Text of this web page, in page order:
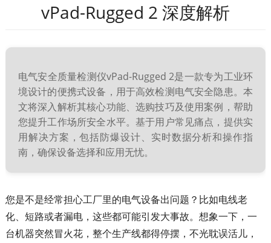
vPad-Rugged 2 深度解析
电气安全质量检测仪vPad-Rugged 2是一款专为工业环
境设计的便携式设备，用于高效检测电气安全隐患。本
文将深入解析其核心功能、选购技巧及使用案例，帮助
您提升工作场所安全水平。基于用户常见痛点，提供实
用解决方案，包括防爆设计、实时数据分析和操作指
南，确保设备选择和应用无忧。
您是不是经常担心工厂里的电气设备出问题？比如电线老
化、短路或者漏电，这些都可能引发大事故。想象一下，一
台机器突然冒火花，整个生产线都得停摆，不光耽误活儿，